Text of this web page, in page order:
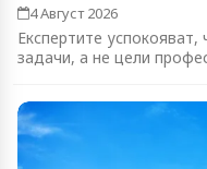
4 Август 2026
Експертите
задачи, а не цели